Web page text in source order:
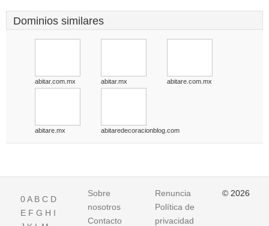
Dominios similares
abitar.com.mx abitar.mx abitare.com.mx
abitare.mx abitaredecoracionblog.com
0A B C D
E F G H I
Sobre
nosotros
Contacto
Renuncia
Política de
privacidad
© 2026